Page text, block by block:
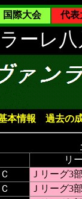
国際大会 代表
ーレ
本情報 過去の
リ
Ｊリーグ3
Ｊリーグ3